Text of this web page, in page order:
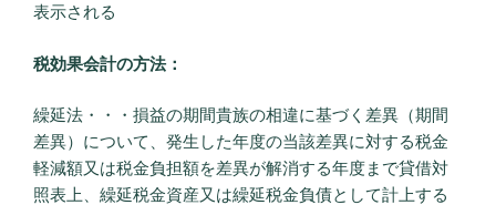
表示される
税効果会計の方法：
繰延法・・・損益の期間貴族の相違に基づく差異（期間
差異）について、発生した年度の当該差異に対する税金
軽減額又は税金負担額を差異が解消する年度まで貸借対
照表上、繰延税金資産又は繰延税金負債として計上する